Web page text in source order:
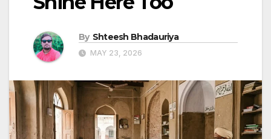
By Shteesh Bhadauriya
MAY 23, 2026